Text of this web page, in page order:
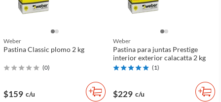
Weber
Pastina Classic plomo 2 kg
(0)
$159 c/u
Weber
Pastina para juntas Prestige
interior exterior calacatta 2 kg
(1)
$229 c/u